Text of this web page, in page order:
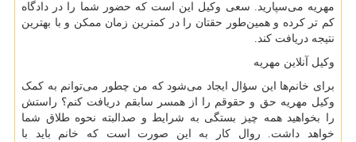
مهریه می‌سپارید. سعی وکیل این است که حضور شما را در دادگاه
کم تر کرده و همین‌طور حقتان را در کمترین زمان ممکن و با بهترین
نتیجه دریافت کند.
وکیل آنلاین مهریه
برای خانم‌ها این سؤال ایجاد می‌شود که من چطور می‌توانم به کمک
وکیل مهریه حق و حقوقم را از همسر سابقم دریافت کنم؟ راستش
را بخواهید همه چیز بستگی به شرایط و صدالبته نحوه طلاق شما
خواهد داشت. روال کار به این صورت است که خانم باید با